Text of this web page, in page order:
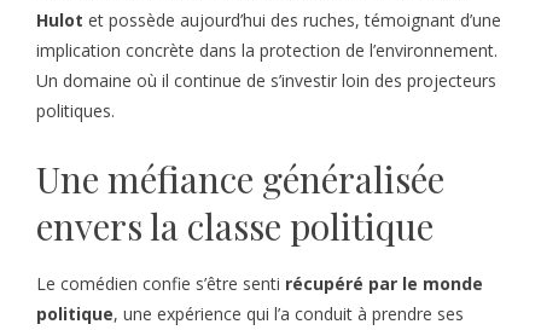
Hulot et possède aujourd’hui des ruches, témoignant d’une
implication concrète dans la protection de l’environnement.
Un domaine où il continue de s’investir loin des projecteurs
politiques.
Une méfiance généralisée
envers la classe politique
Le comédien confie s’être senti récupéré par le monde
politique, une expérience qui l’a conduit à prendre ses